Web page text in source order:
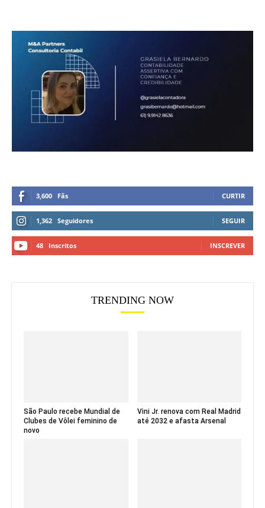
3,600 Fãs CURTIR
1,362 Seguidores SEGUIR
48 Inscritos INSCREVER
TRENDING NOW
São Paulo recebe Mundial de
Clubes de Vôlei feminino de
novo
Vini Jr. renova com Real Madrid
até 2032 e afasta Arsenal